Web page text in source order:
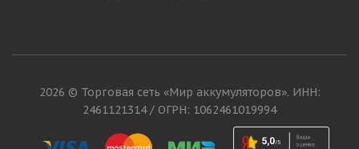
2026 © Торговая сеть «Мир аккумуляторов». ИНН:
2461121314 / ОГРН: 1062461019994